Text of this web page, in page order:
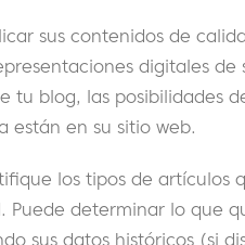
sus contenidos de
digitales de
tu blog, las posibilidades
están en su sitio web.
los tipos de artículos
determinar lo que
sus datos históricos (si